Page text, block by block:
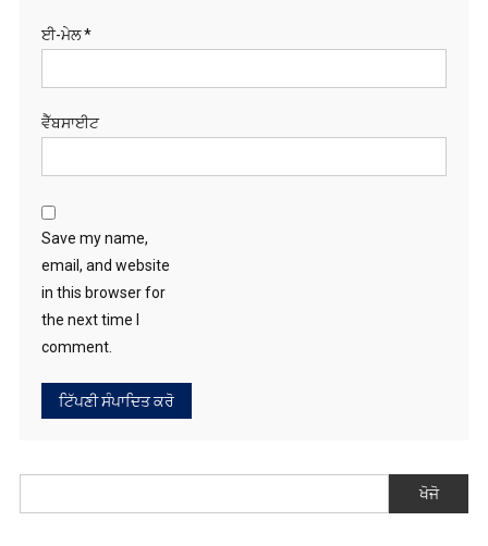
ਈ-ਮੇਲ*
ਵੈੱਬਸਾਈਟ
Save my name,
email, and website
in this browser for
the next time I
comment.
ਖੋਜੋ